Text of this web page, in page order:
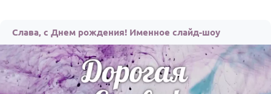
Открытки
Стихи и тексты
ПРАЗДНИКИ
ОТЗЫВЫ
Слава, с Днем рождения! Именное слайд-шоу